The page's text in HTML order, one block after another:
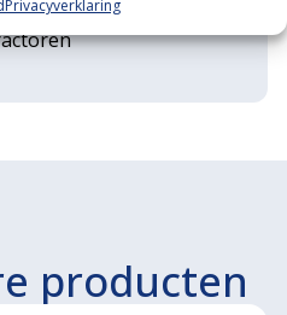
Privacyverklaring
producten